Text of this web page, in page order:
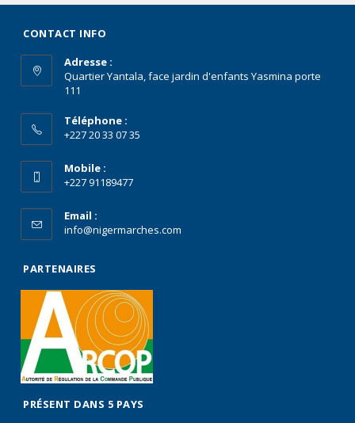
CONTACT INFO
Adresse :
Quartier Yantala, face jardin d'enfants Yasmina porte
111
Téléphone :
+227 20 33 07 35
Mobile :
+227 91189477
Email :
info@nigermarches.com
PARTENAIRES
PRÉSENT DANS 5 PAYS